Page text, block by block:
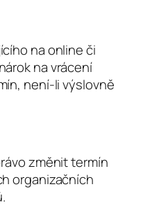
na online či
na vrácení
není-li výslovně
změnit termín
organizačních